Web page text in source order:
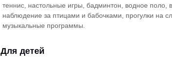
теннис, настольные игры, бадминтон, водное поло,
наблюдение за птицами и бабочками, прогулки на
музыкальные программы.
Для детей